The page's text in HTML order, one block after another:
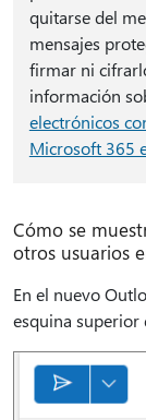
quitarse del
mensajes
firmar ni
información
electrónicos
Microsoft 365
Cómo se
otros usuarios
En el nuevo
esquina superior